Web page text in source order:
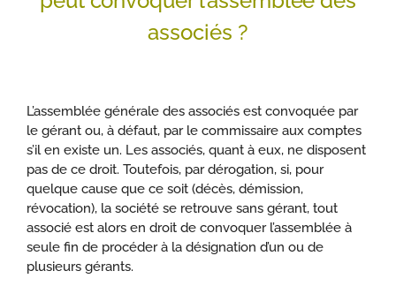
associés ?
L’assemblée générale des associés est convoquée par
le gérant ou, à défaut, par le commissaire aux comptes
s’il en existe un. Les associés, quant à eux, ne disposent
pas de ce droit. Toutefois, par dérogation, si, pour
quelque cause que ce soit (décès, démission,
révocation), la société se retrouve sans gérant, tout
associé est alors en droit de convoquer l’assemblée à
seule fin de procéder à la désignation d’un ou de
plusieurs gérants.